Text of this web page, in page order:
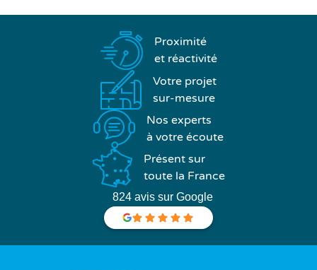
Proximité
et réactivité
Votre projet
sur-mesure
Nos experts
à votre écoute
Présent sur
toute la France
824 avis sur Google